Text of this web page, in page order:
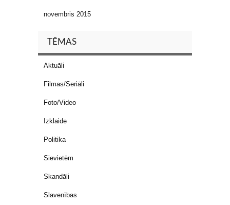
novembris 2015
TĒMAS
Aktuāli
Filmas/Seriāli
Foto/Video
Izklaide
Politika
Sievietēm
Skandāli
Slavenības